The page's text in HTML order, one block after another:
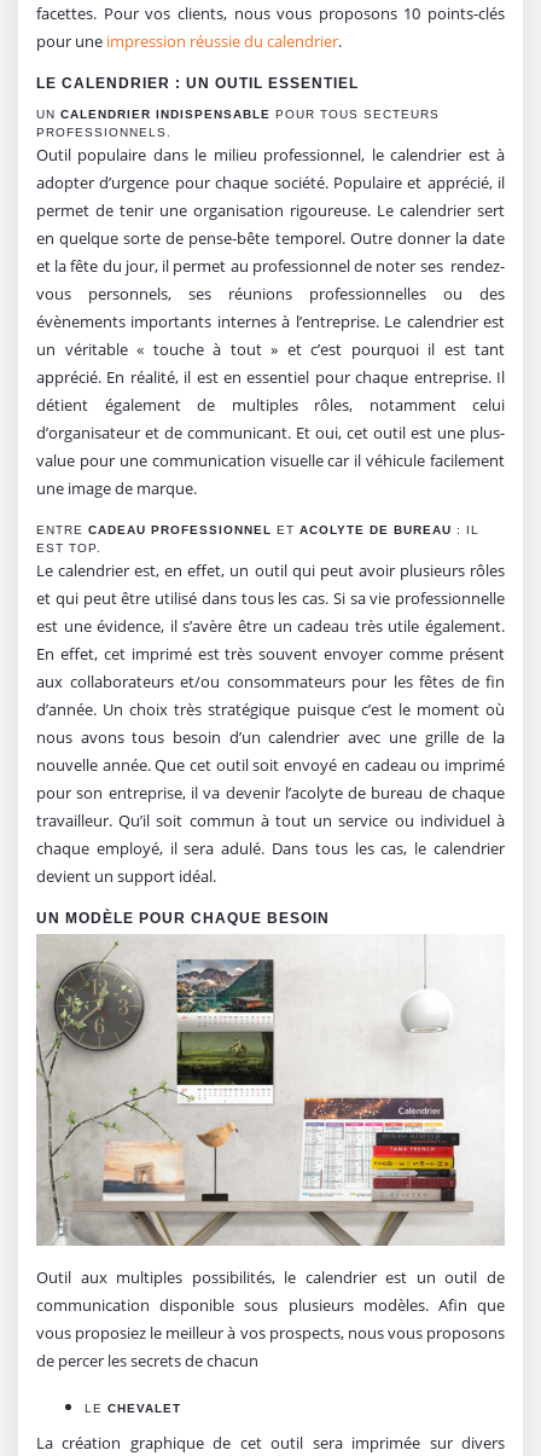
facettes. Pour vos clients, nous vous proposons 10 points-clés
pour une impression réussie du calendrier.
LE CALENDRIER : UN OUTIL ESSENTIEL
UN CALENDRIER INDISPENSABLE POUR TOUS SECTEURS
PROFESSIONNELS.
Outil populaire dans le milieu professionnel, le calendrier est à
adopter d’urgence pour chaque société. Populaire et apprécié, il
permet de tenir une organisation rigoureuse. Le calendrier sert
en quelque sorte de pense-bête temporel. Outre donner la date
et la fête du jour, il permet au professionnel de noter ses rendez-
vous personnels, ses réunions professionnelles ou des
évènements importants internes à l’entreprise. Le calendrier est
un véritable « touche à tout » et c’est pourquoi il est tant
apprécié. En réalité, il est en essentiel pour chaque entreprise. Il
détient également de multiples rôles, notamment celui
d’organisateur et de communicant. Et oui, cet outil est une plus-
value pour une communication visuelle car il véhicule facilement
une image de marque.
ENTRE CADEAU PROFESSIONNEL ET ACOLYTE DE BUREAU : IL
EST TOP.
Le calendrier est, en effet, un outil qui peut avoir plusieurs rôles
et qui peut être utilisé dans tous les cas. Si sa vie professionnelle
est une évidence, il s’avère être un cadeau très utile également.
En effet, cet imprimé est très souvent envoyer comme présent
aux collaborateurs et/ou consommateurs pour les fêtes de fin
d’année. Un choix très stratégique puisque c’est le moment où
nous avons tous besoin d’un calendrier avec une grille de la
nouvelle année. Que cet outil soit envoyé en cadeau ou imprimé
pour son entreprise, il va devenir l’acolyte de bureau de chaque
travailleur. Qu’il soit commun à tout un service ou individuel à
chaque employé, il sera adulé. Dans tous les cas, le calendrier
devient un support idéal.
UN MODÈLE POUR CHAQUE BESOIN
Outil aux multiples possibilités, le calendrier est un outil de
communication disponible sous plusieurs modèles. Afin que
vous proposiez le meilleur à vos prospects, nous vous proposons
de percer les secrets de chacun
LE CHEVALET
La création graphique de cet outil sera imprimée sur divers